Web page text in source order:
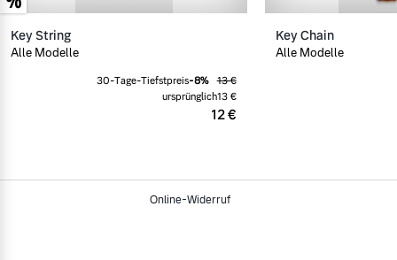
Key String
Alle Modelle
12 €
30-Tage-Tiefstpreis-8%
13 €
ursprünglich13 €
Key Chain
Alle Modelle
Online-Widerruf